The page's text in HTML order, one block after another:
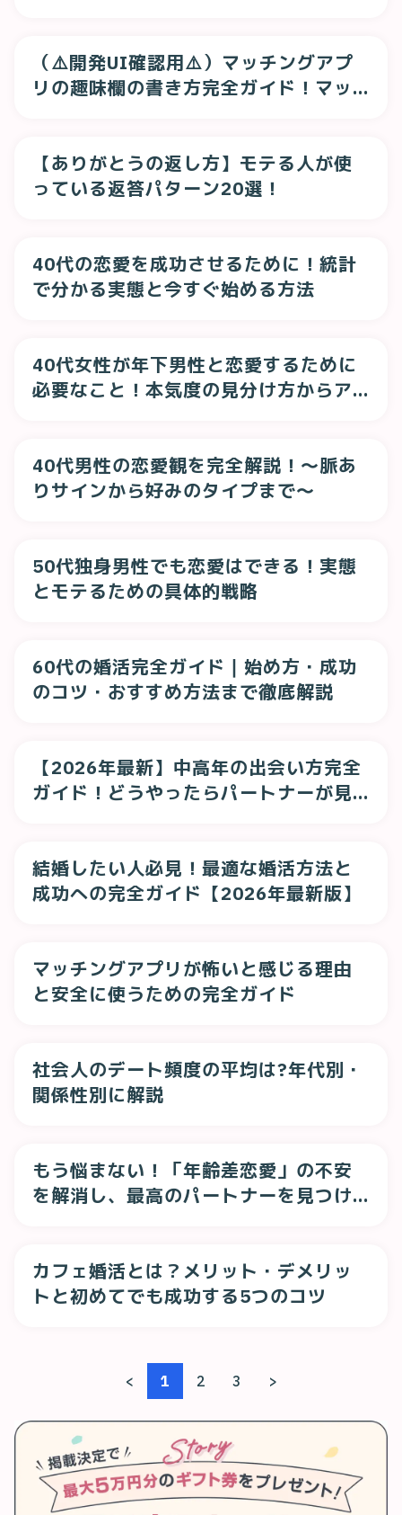
（⚠️開発UI確認用⚠️）マッチングアプ
リの趣味欄の書き方完全ガイド！マッ
【ありがとうの返し方】モテる人が使
っている返答パターン20選！
40代の恋愛を成功させるために！統計
で分かる実態と今すぐ始める方法
40代女性が年下男性と恋愛するために
必要なこと！本気度の見分け方からア
40代男性の恋愛観を完全解説！〜脈あ
りサインから好みのタイプまで〜
50代独身男性でも恋愛はできる！実態
とモテるための具体的戦略
60代の婚活完全ガイド｜始め方・成功
のコツ・おすすめ方法まで徹底解説
【2026年最新】中高年の出会い方完全
ガイド！どうやったらパートナーが見
結婚したい人必見！最適な婚活方法と
成功への完全ガイド【2026年最新版】
マッチングアプリが怖いと感じる理由
と安全に使うための完全ガイド
社会人のデート頻度の平均は?年代別・
関係性別に解説
もう悩まない！「年齢差恋愛」の不安
を解消し、最高のパートナーを見つけ
カフェ婚活とは？メリット・デメリッ
トと初めてでも成功する5つのコツ
< 1 2 3 >